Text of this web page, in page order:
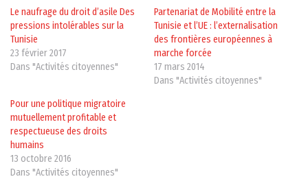
Le naufrage du droit d’asile Des
pressions intolérables sur la
Tunisie
23 février 2017
Dans "Activités citoyennes"
Partenariat de Mobilité entre la
Tunisie et l’UE : l’externalisation
des frontières européennes à
marche forcée
17 mars 2014
Dans "Activités citoyennes"
Pour une politique migratoire
mutuellement profitable et
respectueuse des droits
humains
13 octobre 2016
Dans "Activités citoyennes"